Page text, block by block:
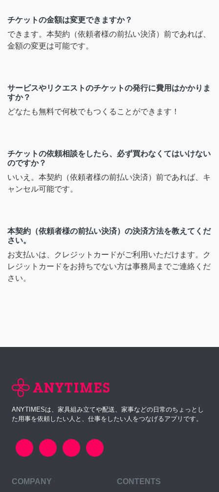
チケットの金額は変更できますか？
できます。本契約（依頼者様の前払い決済）前であれば、
金額の変更は可能です。
サービスやリクエストのチケットの発行に費用はかかりま
すか？
どなたも無料で何枚でもつくることができます！
チケットの依頼相談をしたら、必ず買わなくてはいけない
のですか？
いいえ。本契約（依頼者様の前払い決済）前であれば、キ
ャンセル可能です。
本契約（依頼者様の前払い決済）の決済方法を教えてくだ
さい。
お支払いは、クレジットカードがご利用いただけます。ク
レジットカードをお持ちでない方は事務局までご連絡くだ
さい。
ANYTIMESは、家具組み立てや配送、家事などの日常のちょっとし
た用事を依頼したい人と、仕事をしたい人をつなげるアプリです。
COMPANY CONTENTS